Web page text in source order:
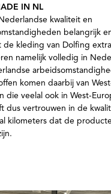
IN NL
kwaliteit en
belangrijk
de kleding van Dolfing
namelijk volledig in
komen daarbij van
die veelal ook in West-
dus vertrouwen in de
kilometers dat de